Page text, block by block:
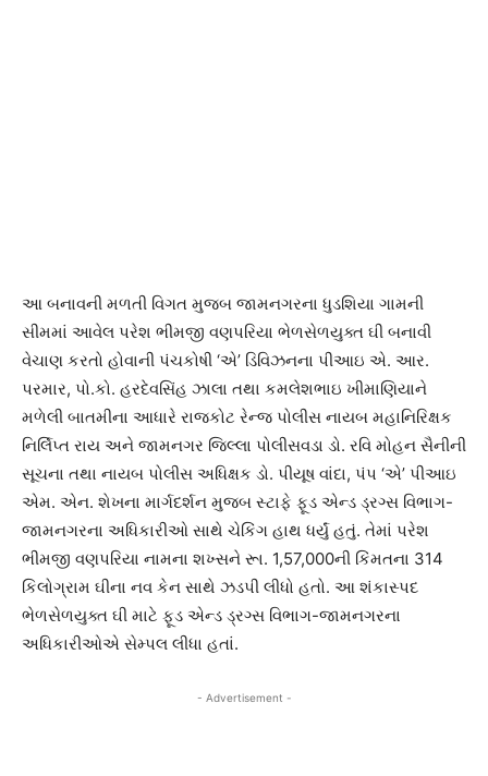
આ બનાવની મળતી વિગત મુજબ જામનગરના ધુડશિયા ગામની
સીમમાં આવેલ પરેશ ભીમજી વણપરિયા ભેળસેળયુક્ત ઘી બનાવી
વેચાણ કરતો હોવાની પંચકોષી ‘એ’ ડિવિઝનના પીઆઇ એ. આર.
પરમાર, પો.કો. હરદેવસિંહ ઝાલા તથા કમલેશભાઇ ખીમાણિયાને
મળેલી બાતમીના આધારે રાજકોટ રેન્જ પોલીસ નાયબ મહાનિરિક્ષક
નિર્લિપ્ત રાય અને જામનગર જિલ્લા પોલીસવડા ડો. રવિ મોહન સૈનીની
સૂચના તથા નાયબ પોલીસ અધિક્ષક ડો. પીયૂષ વાંદા, પંપ ‘એ’ પીઆઇ
એમ. એન. શેખના માર્ગદર્શન મુજબ સ્ટાફે ફૂડ એન્ડ ડ્રગ્સ વિભાગ-
જામનગરના અધિકારીઓ સાથે ચેકિંગ હાથ ધર્યું હતું. તેમાં પરેશ
ભીમજી વણપરિયા નામના શખ્સને રૂા. 1,57,000ની કિંમતના 314
કિલોગ્રામ ઘીના નવ કેન સાથે ઝડપી લીધો હતો. આ શંકાસ્પદ
ભેળસેળયુક્ત ઘી માટે ફૂડ એન્ડ ડ્રગ્સ વિભાગ-જામનગરના
અધિકારીઓએ સેમ્પલ લીધા હતાં.
- Advertisement -